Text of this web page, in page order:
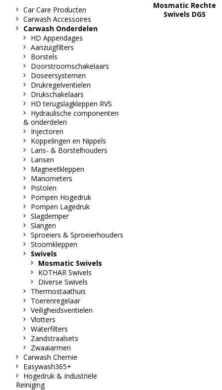
Mosmatic Rechte
Swivels DGS
Car Care Producten
Carwash Accessoires
Carwash Onderdelen
HD Appendages
Aanzuigfilters
Borstels
Doorstroomschakelaars
Doseersystemen
Drukregelventielen
Drukschakelaars
HD terugslagkleppen RVS
Hydraulische componenten
& onderdelen
Injectoren
Koppelingen en Nippels
Lans- & Borstelhouders
Lansen
Magneetkleppen
Manometers
Pistolen
Pompen Hogedruk
Pompen Lagedruk
Slagdemper
Slangen
Sproeiers & Sproeierhouders
Stoomkleppen
Swivels
Mosmatic Swivels
KOTHAR Swivels
Diverse Swivels
Thermostaathuis
Toerenregelaar
Veiligheidsventielen
Vlotters
Waterfilters
Zandstraalsets
Zwaaiarmen
Carwash Chemie
Easywash365+
Hogedruk & Industriële
Reiniging